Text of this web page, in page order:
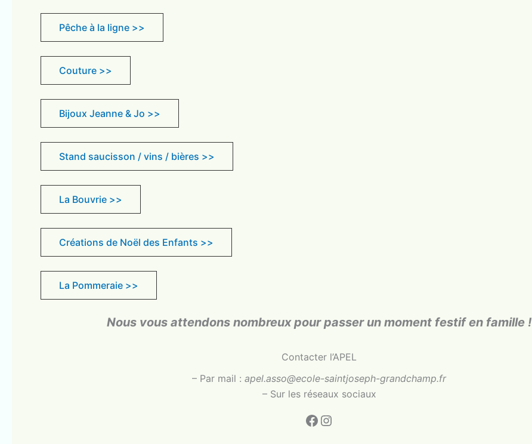
Pêche à la ligne >>
Couture >>
Bijoux Jeanne & Jo >>
Stand saucisson / vins / bières >>
La Bouvrie >>
Créations de Noël des Enfants >>
La Pommeraie >>
Nous vous attendons nombreux pour passer un moment festif en famille !
Contacter l’APEL
– Par mail :apel.asso@ecole-saintjoseph-grandchamp.fr
– Sur les réseaux sociaux
Facebook
Instagram